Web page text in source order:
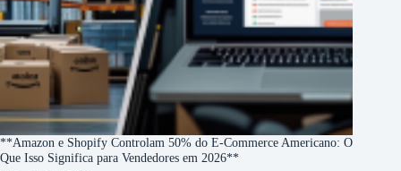
**Amazon e Shopify Controlam 50% do E-Commerce Americano: O
Que Isso Significa para Vendedores em 2026**